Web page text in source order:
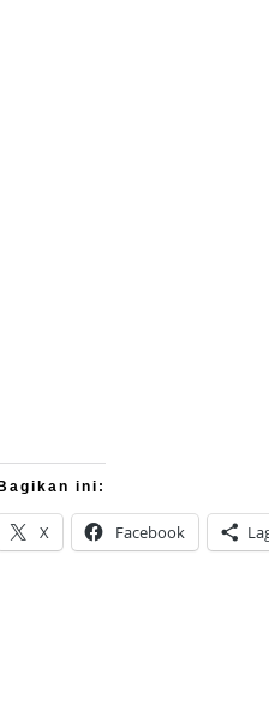
ini:
X Facebook